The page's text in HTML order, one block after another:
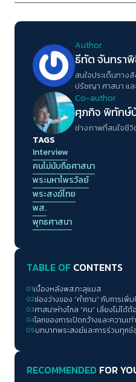
Author
ธีทัต จันทรา
สนใจประเด็นทาง
ปรัชญา ศาสนา แล
Co-author
ศุภกิจ พิทักษ์
ช่างภาพที่สนใจชี
TAGS
Interview
คนไม่นับถือศาสนา
พระมหาไพรวัลย์
พระสงฆ์ไทย
พส.
พุทธศาสนา
TABLE OF CONTENTS
01เบื้องหลังพส.ทะลุแมส
02ช่องว่างของ “คำถาม” กับการเ
03ศาสนาห่างไกล “คน” เลี่ยงไม่ได้
04โลกของการเปิดกว้างและความเท่
05บทบาทพระสงฆ์และการร่วมทุก
RECOMMENDED FOR